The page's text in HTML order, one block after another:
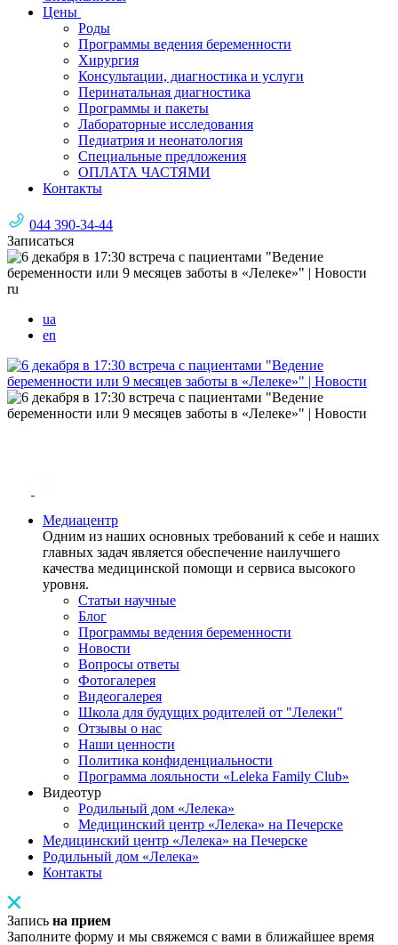
Цены
Роды
Программы ведения беременности
Хирургия
Консультации, диагностика и услуги
Перинатальная диагностика
Программы и пакеты
Лабораторные исследования
Педиатрия и неонатология
Специальные предложения
ОПЛАТА ЧАСТЯМИ
Контакты
044 390-34-44
Записаться
ru
ua
en
Медиацентр
Одним из наших основных требований к себе и наших
главных задач является обеспечение наилучшего
качества медицинской помощи и сервиса высокого
уровня.
Статьи научные
Блог
Программы ведения беременности
Новости
Вопросы ответы
Фотогалерея
Видеогалерея
Школа для будущих родителей от "Лелеки"
Отзывы о нас
Наши ценности
Политика конфиденциальности
Программа лояльности «Leleka Family Club»
Видеотур
Родильный дом «Лелека»
Медицинский центр «Лелека» на Печерске
Медицинский центр «Лелека» на Печерске
Родильный дом «Лелека»
Контакты
Запись на прием
Заполните форму и мы свяжемся с вами в ближайшее время